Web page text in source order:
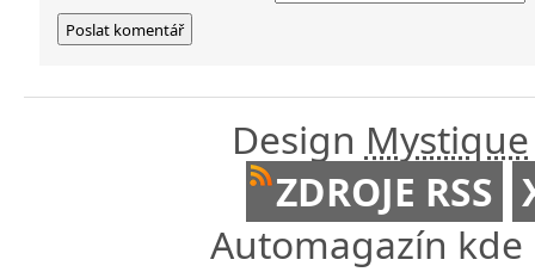
Design Mystique
ZDROJE RSS
Automagazín